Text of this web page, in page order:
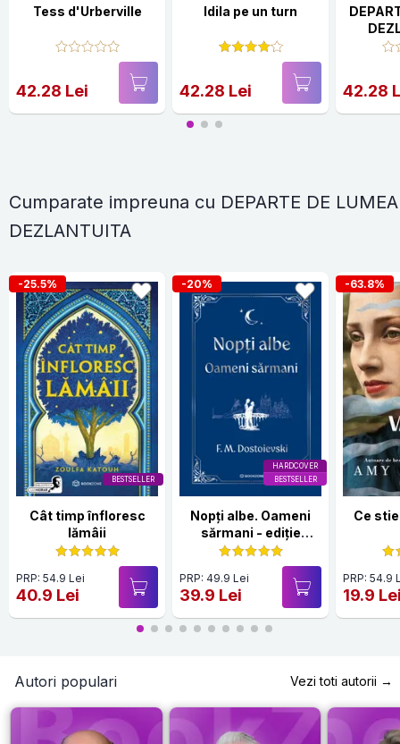
Tess d'Urberville
42.28 Lei
Idila pe un turn
42.28 Lei 42.28
Cumparate impreuna cu DEPARTE DE LUMEA
DEZLANTUITA
BESTSELLER
-25.5%
Cât timp înfloresc
lămâii
PRP: 54.9 Lei
40.9 Lei
HARDCOVER
BESTSELLER
-20%
Nopți albe. Oameni
sărmani - ediție
Hardcover 2025
PRP: 49.9 Lei
39.9 Lei
-63.8%
Ce
PRP: 54.9
19.9
Autori populari Vezi toti autorii →